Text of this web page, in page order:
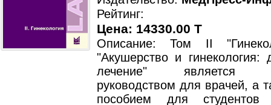
Рейтинг:
Цена: 14330.00 T
Описание: Том II
"Акушерство и гинекология:
лечение" является
руководством для врачей, а
пособием для студентов